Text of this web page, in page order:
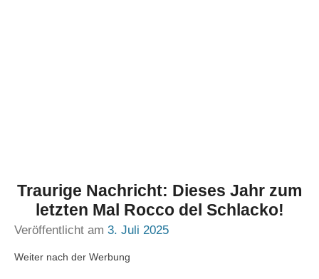
Traurige Nachricht: Dieses Jahr zum
letzten Mal Rocco del Schlacko!
Veröffentlicht am 3. Juli 2025
Weiter nach der Werbung